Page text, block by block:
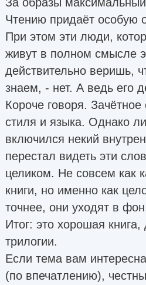
Чтению придаёт особую
При этом эти люди,
живут в полном смысле
действительно веришь,
знаем, - нет. А ведь его
Короче говоря.
стиля и языка. Однако
включился некий
перестал видеть эти
целиком. Не совсем как
книги, но именно как
точнее, они уходят в
Итог: это хорошая
трилогии.
Если тема вам
(по впечатлению),